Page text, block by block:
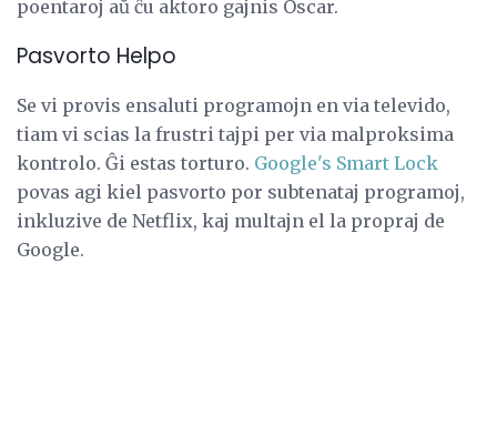
poentaroj aŭ ĉu aktoro gajnis Oscar.
Pasvorto Helpo
Se vi provis ensaluti programojn en via televido,
tiam vi scias la frustri tajpi per via malproksima
kontrolo. Ĝi estas torturo. Google's Smart Lock
povas agi kiel pasvorto por subtenataj programoj,
inkluzive de Netflix, kaj multajn el la propraj de
Google.